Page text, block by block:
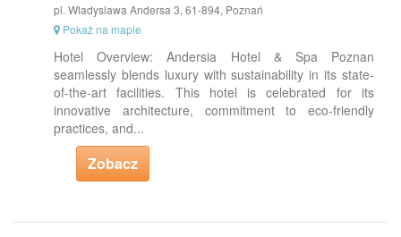
pl. Wladyslawa Andersa 3, 61-894, Poznań
Pokaż na mapie
Hotel Overview: Andersia Hotel & Spa Poznan
seamlessly blends luxury with sustainability in its state-
of-the-art facilities. This hotel is celebrated for its
innovative architecture, commitment to eco-friendly
practices, and...
Zobacz